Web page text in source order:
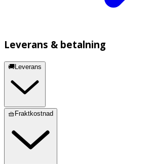
Leverans & betalning
🚚Leverans
🧺Fraktkostnad